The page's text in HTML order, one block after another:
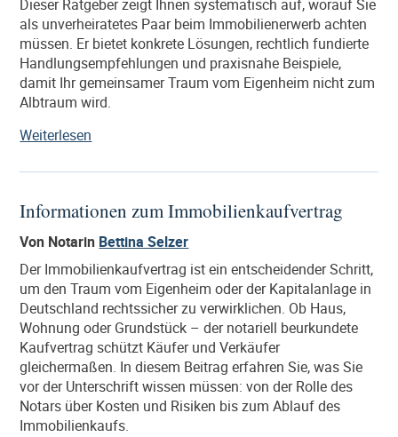
Dieser Ratgeber zeigt Ihnen systematisch auf, worauf Sie
als unverheiratetes Paar beim Immobilienerwerb achten
müssen. Er bietet konkrete Lösungen, rechtlich fundierte
Handlungsempfehlungen und praxisnahe Beispiele,
damit Ihr gemeinsamer Traum vom Eigenheim nicht zum
Albtraum wird.
Weiterlesen
Trauschein:
unverheiratete
Paare
unbedingt
achten
sollten“
Informationen zum Immobilienkaufvertrag
Von Notarin Bettina Selzer
Der Immobilienkaufvertrag ist ein entscheidender Schritt,
um den Traum vom Eigenheim oder der Kapitalanlage in
Deutschland rechtssicher zu verwirklichen. Ob Haus,
Wohnung oder Grundstück – der notariell beurkundete
Kaufvertrag schützt Käufer und Verkäufer
gleichermaßen. In diesem Beitrag erfahren Sie, was Sie
vor der Unterschrift wissen müssen: von der Rolle des
Notars über Kosten und Risiken bis zum Ablauf des
Immobilienkaufs.